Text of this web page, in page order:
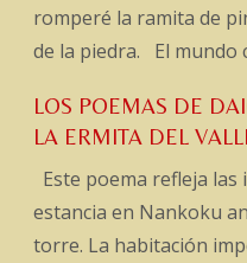
romperé la ramita de
de la piedra. El mundo
LOS POEMAS DE
LA ERMITA DEL
Este poema refleja
estancia en Nankoku
torre. La habitación